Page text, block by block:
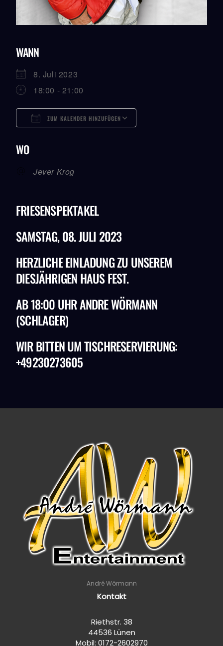
WANN
8. Juli 2023
18:00 - 21:00
ZUM KALENDER HINZUFÜGEN
WO
Jever Krog
FRIESENSPEKTAKEL
SAMSTAG, 08. JULI 2023
HERZLICHE EINLADUNG ZU UNSEREM
DIESJÄHRIGEN HAUS FEST.
AB 18:00 UHR ANDRE WÖRMANN
(SCHLAGER)
WIR BITTEN UM TISCHRESERVIERUNG:
+49230273605
André Wörmann
Kontakt
Riethstr. 38
44536 Lünen
Mobil: 0172-2602970